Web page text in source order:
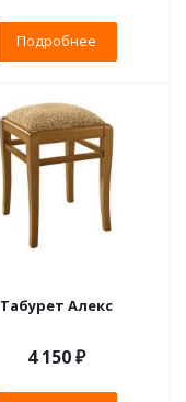
Подробнее
Табурет Алекс
4 150 ₽